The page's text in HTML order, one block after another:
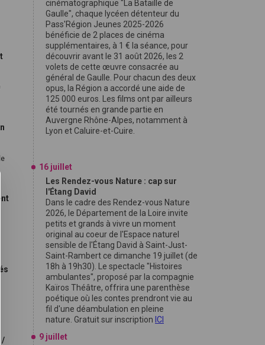
/
cinématographique "La Bataille de
Gaulle", chaque lycéen détenteur du
Pass'Région Jeunes 2025-2026
bénéficie de 2 places de cinéma
supplémentaires, à 1 € la séance, pour
découvrir avant le 31 août 2026, les 2
volets de cette œuvre consacrée au
général de Gaulle. Pour chacun des deux
opus, la Région a accordé une aide de
125 000 euros. Les films ont par ailleurs
été tournés en grande partie en
Auvergne Rhône-Alpes, notamment à
Lyon et Caluire-et-Cuire.
16 juillet
Les Rendez-vous Nature : cap sur
l'Étang David
Dans le cadre des Rendez-vous Nature
2026, le Département de la Loire invite
petits et grands à vivre un moment
original au coeur de l'Espace naturel
sensible de l'Étang David à Saint-Just-
Saint-Rambert ce dimanche 19 juillet (de
18h à 19h30). Le spectacle "Histoires
ambulantes", proposé par la compagnie
Kaïros Théâtre, offrira une parenthèse
poétique où les contes prendront vie au
fil d'une déambulation en pleine
nature. Gratuit sur inscription ICI
9 juillet